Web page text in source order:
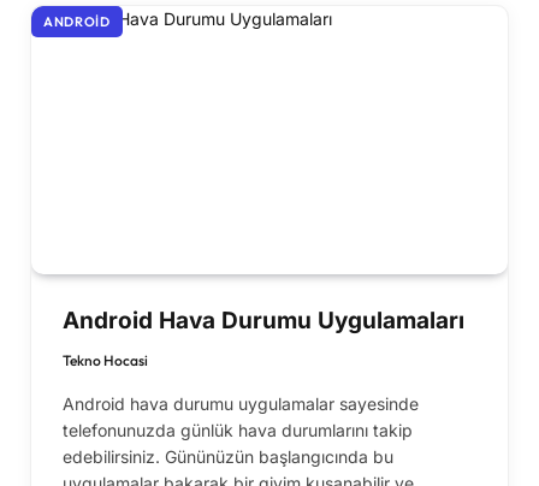
ANDROID
Android Hava Durumu Uygulamaları
Tekno Hocasi
Android hava durumu uygulamalar sayesinde
telefonunuzda günlük hava durumlarını takip
edebilirsiniz. Gününüzün başlangıcında bu